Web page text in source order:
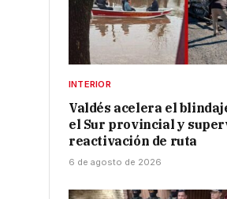
INTERIOR
Valdés acelera el
el Sur provincial y
reactivación de ruta
6 de agosto de 2026